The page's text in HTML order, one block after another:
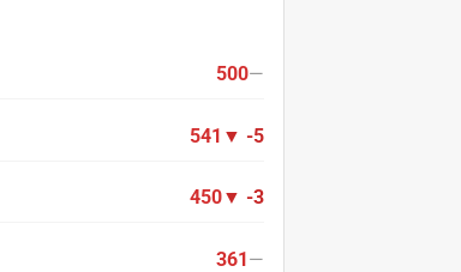
500—
541 ▼ -5
450▼ -3
361—